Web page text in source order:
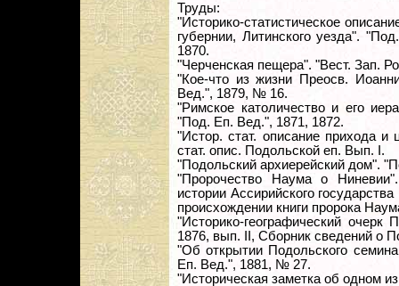
Труды:
"Историко-статистическое
губернии, Литинского уезда".
1870.
"Черченская пещера". "Вест. Зап.
"Кое-что из жизни Преосв.
Вед.", 1879, № 16.
"Римское католичество и его
"Под. Еп. Вед.", 1871, 1872.
"Истор. стат. описание прихода и
стат. опис. Подольской еп. Вып. I.
"Подольский архиерейский дом".
"Пророчество Наума о
истории Ассирийского
происхождении книги пророка
"Историко-географический
1876, вып. II, Сборник сведений о
"Об открытии Подольского
Еп. Вед.", 1881, № 27.
"Историческая заметка об одном